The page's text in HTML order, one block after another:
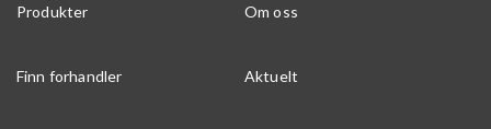
Produkter Om oss
Finn forhandler Aktuelt